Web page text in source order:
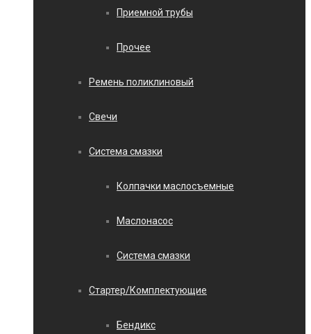
Приемной трубы
Прочее
Ремень поликлиновый
Свечи
Система смазки
Колпачки маслосъемные
Маслонасос
Система смазки
Стартер/Комплектующие
Бендикс